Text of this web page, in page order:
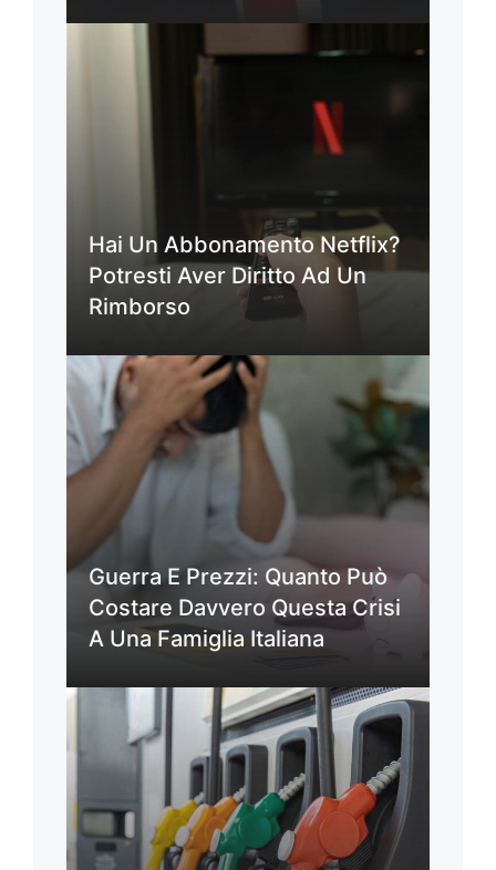
Hai Un Abbonamento Netflix?
Potresti Aver Diritto Ad Un
Rimborso
Guerra E Prezzi: Quanto Può
Costare Davvero Questa Crisi
A Una Famiglia Italiana